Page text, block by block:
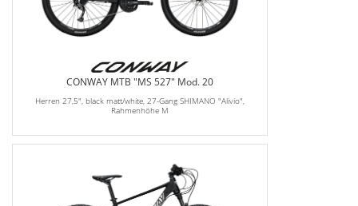
CONWAY MTB "MS 527" Mod. 20
Herren 27,5", black matt/white, 27-Gang SHIMANO "Alivio",
Rahmenhöhe M